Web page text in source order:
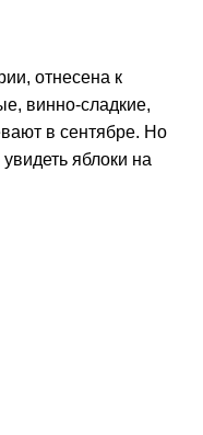
отнесена к
винно-сладкие,
в сентябре. Но
яблоки на